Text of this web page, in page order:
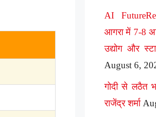
AI
आगरा में 7-8
उद्योग और
August 6,
गोदी से लठैत
राजेंद्र शर्मा